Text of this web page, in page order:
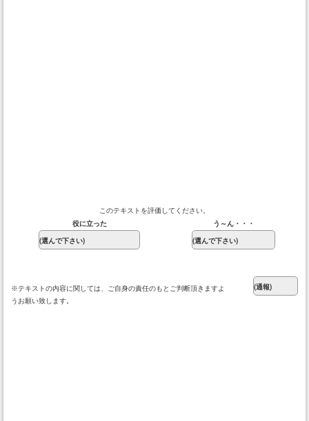
このテキストを評価してください。
役に立った
う～ん・・・
※テキストの内容に関しては、ご自身の責任のもとご判断頂きますよ
うお願い致します。